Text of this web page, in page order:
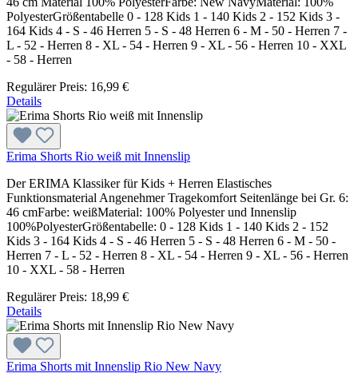
PolyesterGrößentabelle 0 - 128 Kids 1 - 140 Kids 2 - 152 Kids 3 -
164 Kids 4 - S - 46 Herren 5 - S - 48 Herren 6 - M - 50 - Herren 7 -
L - 52 - Herren 8 - XL - 54 - Herren 9 - XL - 56 - Herren 10 - XXL
- 58 - Herren
Regulärer Preis: 16,99 €
Details
Erima Shorts Rio weiß mit Innenslip
Der ERIMA Klassiker für Kids + Herren Elastisches
Funktionsmaterial Angenehmer Tragekomfort Seitenlänge bei Gr. 6:
46 cmFarbe: weißMaterial: 100% Polyester und Innenslip
100%PolyesterGrößentabelle: 0 - 128 Kids 1 - 140 Kids 2 - 152
Kids 3 - 164 Kids 4 - S - 46 Herren 5 - S - 48 Herren 6 - M - 50 -
Herren 7 - L - 52 - Herren 8 - XL - 54 - Herren 9 - XL - 56 - Herren
10 - XXL - 58 - Herren
Regulärer Preis: 18,99 €
Details
Erima Shorts mit Innenslip Rio New Navy